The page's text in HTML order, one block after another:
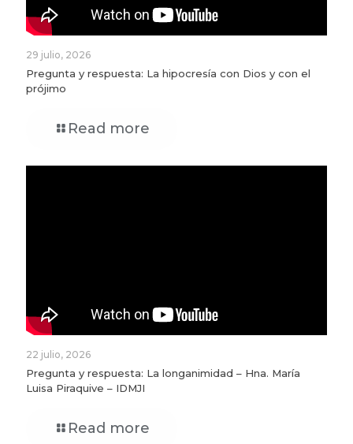
29 julio, 2026
Pregunta y respuesta: La hipocresía con Dios y con el
prójimo
Read more
22 julio, 2026
Pregunta y respuesta: La longanimidad – Hna. María
Luisa Piraquive – IDMJI
Read more